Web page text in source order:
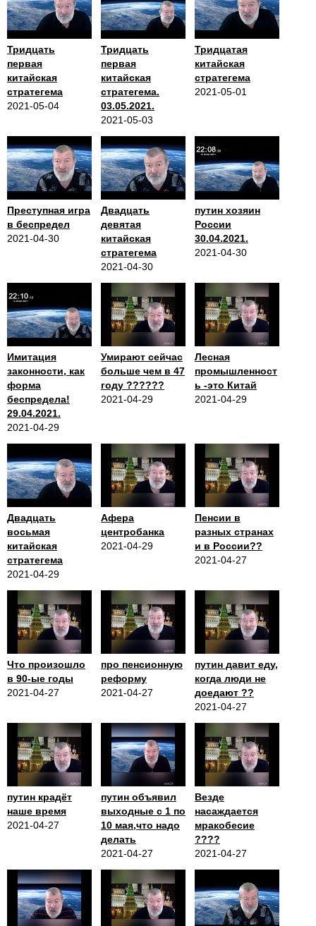
Тридцать
первая
китайская
стратегема
2021-05-04
Тридцать
первая
китайская
стратегема.
03.05.2021.
2021-05-03
Тридцатая
китайская
стратегема
2021-05-01
Преступная игра
в беспредел
2021-04-30
Двадцать
девятая
китайская
стратегема
2021-04-30
путин хозяин
России
30.04.2021.
2021-04-30
Имитация
законности, как
форма
беспредела!
29.04.2021.
2021-04-29
Умирают сейчас
больше чем в 47
году ??????
2021-04-29
Лесная
промышленност
ь -это Китай
2021-04-29
Двадцать
восьмая
китайская
стратегема
2021-04-29
Афера
центробанка
2021-04-29
Пенсии в
разных странах
и в России??
2021-04-27
Что произошло
в 90-ые годы
2021-04-27
про пенсионную
реформу
2021-04-27
путин давит еду,
когда люди не
доедают ??
2021-04-27
путин крадёт
наше время
2021-04-27
путин объявил
выходные с 1 по
10 мая,что надо
делать
2021-04-27
Везде
насаждается
мракобесие
????
2021-04-27